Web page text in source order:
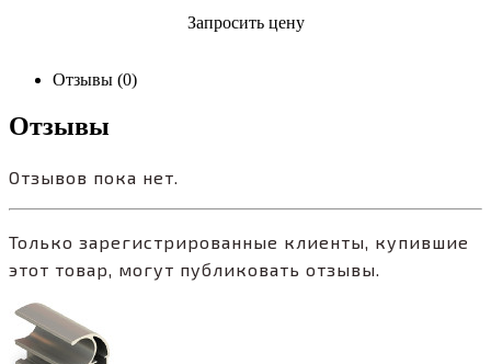
Запросить цену
Отзывы (0)
Отзывы
Отзывов пока нет.
Только зарегистрированные клиенты, купившие
этот товар, могут публиковать отзывы.